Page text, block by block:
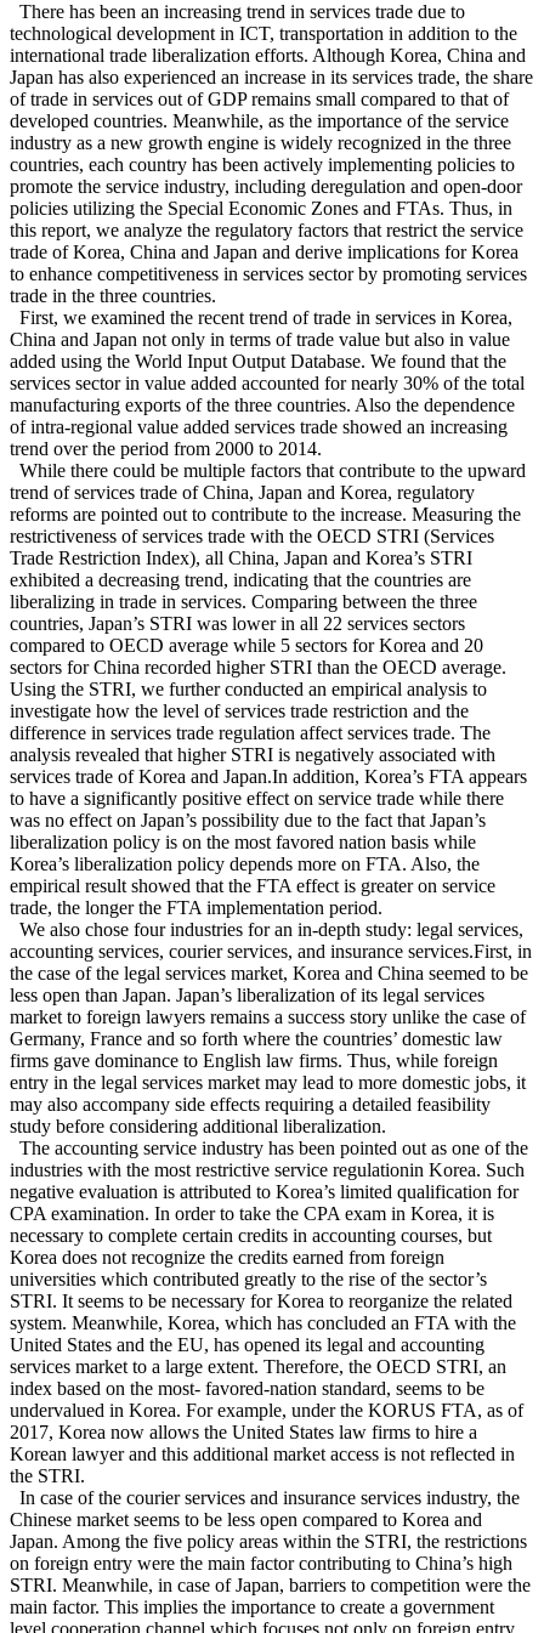
There has been an increasing trend in services trade due to
technological development in ICT, transportation in addition to the
international trade liberalization efforts. Although Korea, China and
Japan has also experienced an increase in its services trade, the share
of trade in services out of GDP remains small compared to that of
developed countries. Meanwhile, as the importance of the service
industry as a new growth engine is widely recognized in the three
countries, each country has been actively implementing policies to
promote the service industry, including deregulation and open-door
policies utilizing the Special Economic Zones and FTAs. Thus, in
this report, we analyze the regulatory factors that restrict the service
trade of Korea, China and Japan and derive implications for Korea
to enhance competitiveness in services sector by promoting services
trade in the three countries.
First, we examined the recent trend of trade in services in Korea,
China and Japan not only in terms of trade value but also in value
added using the World Input Output Database. We found that the
services sector in value added accounted for nearly 30% of the total
manufacturing exports of the three countries. Also the dependence
of intra-regional value added services trade showed an increasing
trend over the period from 2000 to 2014.
While there could be multiple factors that contribute to the upward
trend of services trade of China, Japan and Korea, regulatory
reforms are pointed out to contribute to the increase. Measuring the
restrictiveness of services trade with the OECD STRI (Services
Trade Restriction Index), all China, Japan and Korea’s STRI
exhibited a decreasing trend, indicating that the countries are
liberalizing in trade in services. Comparing between the three
countries, Japan’s STRI was lower in all 22 services sectors
compared to OECD average while 5 sectors for Korea and 20
sectors for China recorded higher STRI than the OECD average.
Using the STRI, we further conducted an empirical analysis to
investigate how the level of services trade restriction and the
difference in services trade regulation affect services trade. The
analysis revealed that higher STRI is negatively associated with
services trade of Korea and Japan.In addition, Korea’s FTA appears
to have a significantly positive effect on service trade while there
was no effect on Japan’s possibility due to the fact that Japan’s
liberalization policy is on the most favored nation basis while
Korea’s liberalization policy depends more on FTA. Also, the
empirical result showed that the FTA effect is greater on service
trade, the longer the FTA implementation period.
We also chose four industries for an in-depth study: legal services,
accounting services, courier services, and insurance services.First, in
the case of the legal services market, Korea and China seemed to be
less open than Japan. Japan’s liberalization of its legal services
market to foreign lawyers remains a success story unlike the case of
Germany, France and so forth where the countries’ domestic law
firms gave dominance to English law firms. Thus, while foreign
entry in the legal services market may lead to more domestic jobs, it
may also accompany side effects requiring a detailed feasibility
study before considering additional liberalization.
The accounting service industry has been pointed out as one of the
industries with the most restrictive service regulationin Korea. Such
negative evaluation is attributed to Korea’s limited qualification for
CPA examination. In order to take the CPA exam in Korea, it is
necessary to complete certain credits in accounting courses, but
Korea does not recognize the credits earned from foreign
universities which contributed greatly to the rise of the sector’s
STRI. It seems to be necessary for Korea to reorganize the related
system. Meanwhile, Korea, which has concluded an FTA with the
United States and the EU, has opened its legal and accounting
services market to a large extent. Therefore, the OECD STRI, an
index based on the most- favored-nation standard, seems to be
undervalued in Korea. For example, under the KORUS FTA, as of
2017, Korea now allows the United States law firms to hire a
Korean lawyer and this additional market access is not reflected in
the STRI.
In case of the courier services and insurance services industry, the
Chinese market seems to be less open compared to Korea and
Japan. Among the five policy areas within the STRI, the restrictions
on foreign entry were the main factor contributing to China’s high
STRI. Meanwhile, in case of Japan, barriers to competition were the
main factor. This implies the importance to create a government